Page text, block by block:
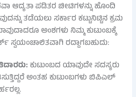
ಆದ್ಯತಾ ಪಡಿತರ ಚೀಟಿಗಳನ್ನು ಹೊಂದಿ
ತಡೆಯಲು ಸರ್ಕಾರ ಕಟ್ಟುನಿಟ್ಟಿನ ಕ್ರಮ
ಅಂಶಗಳು ನಿಮ್ಮ ಕುಟುಂಬಕ್ಕೆ
ಸ್ವಯಂಚಾಲಿತವಾಗಿ ರದ್ದಾಗಬಹುದು:
ಕುಟುಂಬದ ಯಾವುದೇ ಸದಸ್ಯರು
ಅಂತಹ ಕುಟುಂಬಗಳು ಬಿಪಿಎಲ್